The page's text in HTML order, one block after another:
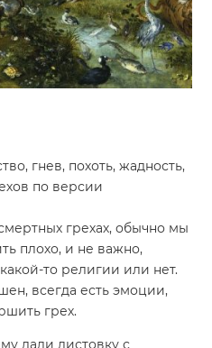
гнев, похоть, жадность,
по версии
грехах, обычно мы
плохо, и не важно,
то религии или нет.
всегда есть эмоции,
грех.
дали листовку с